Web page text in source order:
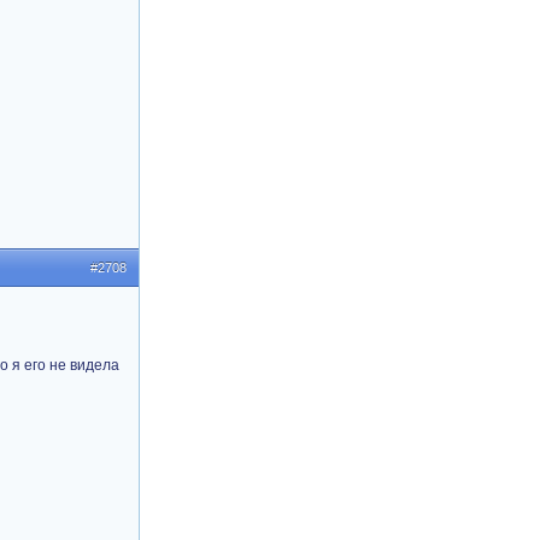
#2708
я его не видела